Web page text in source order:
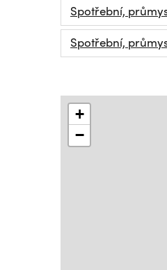
Spotřební,
Spotřební,
+
−